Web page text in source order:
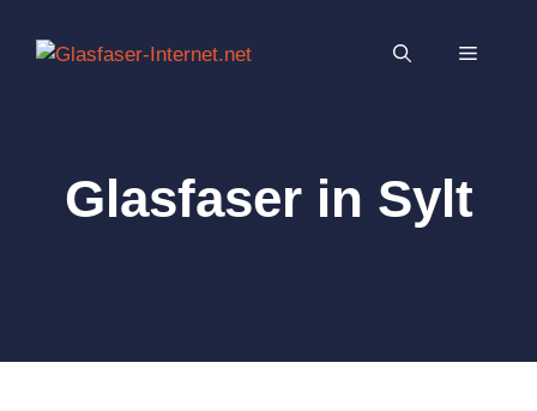
Inhalt
MENÜ
Glasfaser in Sylt